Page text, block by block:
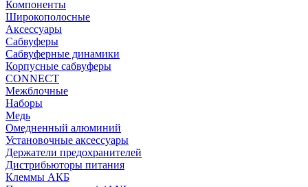
Компоненты
Широкополосные
Аксессуары
Сабвуферы
Сабвуферные динамики
Корпусные сабвуферы
CONNECT
Межблочные
Наборы
Медь
Омедненный алюминий
Установочные аксессуары
Держатели предохранителей
Дистрибьюторы питания
Клеммы АКБ